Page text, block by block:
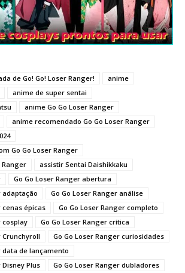
de Go! Go! Loser Ranger!
anime
anime de super sentai
anime Go Go Loser Ranger
anime recomendado Go Go Loser Ranger
Go Go Loser Ranger
Ranger
assistir Sentai Daishikkaku
Go Go Loser Ranger abertura
adaptação
Go Go Loser Ranger análise
cenas épicas
Go Go Loser Ranger completo
cosplay
Go Go Loser Ranger crítica
Crunchyroll
Go Go Loser Ranger curiosidades
data de lançamento
Disney Plus
Go Go Loser Ranger dubladores